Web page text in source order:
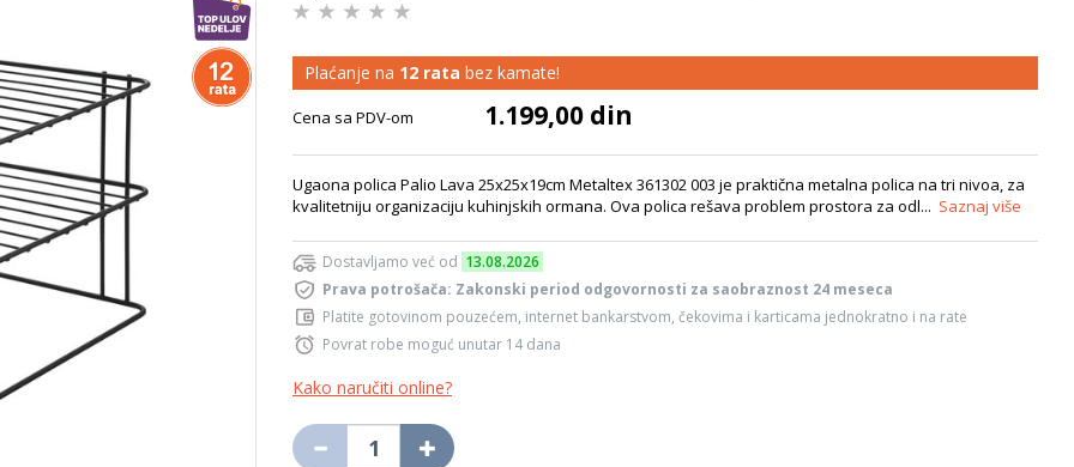
Plaćanje na 12 rata bez kamate!
Cena sa PDV-om 1.199,00 din
Ugaona polica Palio Lava 25x25x19cm Metaltex 361302 003 je praktična metalna polica na tri nivoa, za
kvalitetniju organizaciju kuhinjskih ormana. Ova polica rešava problem prostora za odl... Saznaj više
Dostavljamo već od 13.08.2026
Prava potrošača: Zakonski period odgovornosti za saobraznost 24 meseca
Platite gotovinom pouzećem, internet bankarstvom, čekovima i karticama jednokratno i na rate
Povrat robe moguć unutar 14 dana
Kako naručiti online?